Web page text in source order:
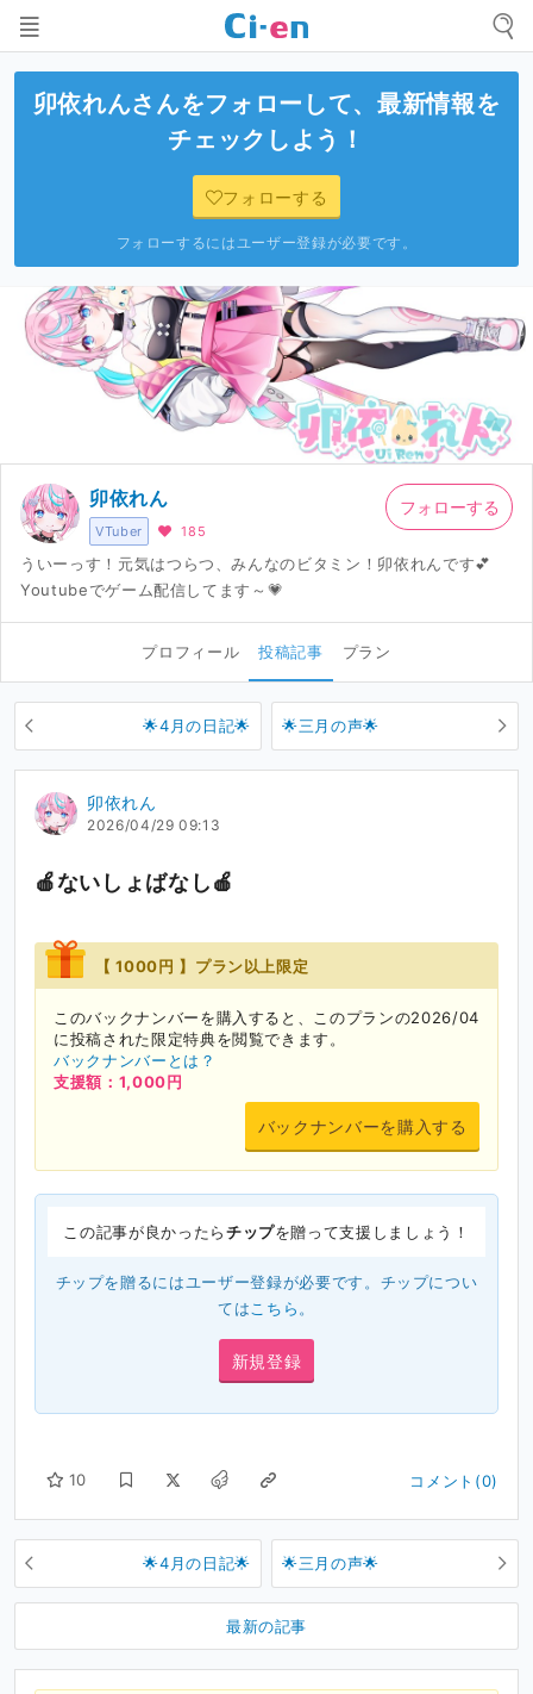
卯依れんさんをフォローして、最新情報を
チェックしよう！
フォローする
フォローするにはユーザー登録が必要です。
VTuber
卯依れん
185
ういーっす！元気はつらつ、みんなのビタミン！卯依れんです💕
Youtubeでゲーム配信してます～💗
フォローする
プロフィール 投稿記事 プラン
🌟4月の日記🌟 🌟三月の声🌟
卯依れん
2026/04/29 09:13
🍎ないしょばなし🍎
【 1000円 】プラン以上限定
このバックナンバーを購入すると、このプランの2026/04
に投稿された限定特典を閲覧できます。
バックナンバーとは？
支援額：1,000円
バックナンバーを購入する
この記事が良かったらチップを贈って支援しましょう！
チップを贈るにはユーザー登録が必要です。チップについ
てはこちら。
新規登録
10 コメント(0)
🌟4月の日記🌟 🌟三月の声🌟
最新の記事